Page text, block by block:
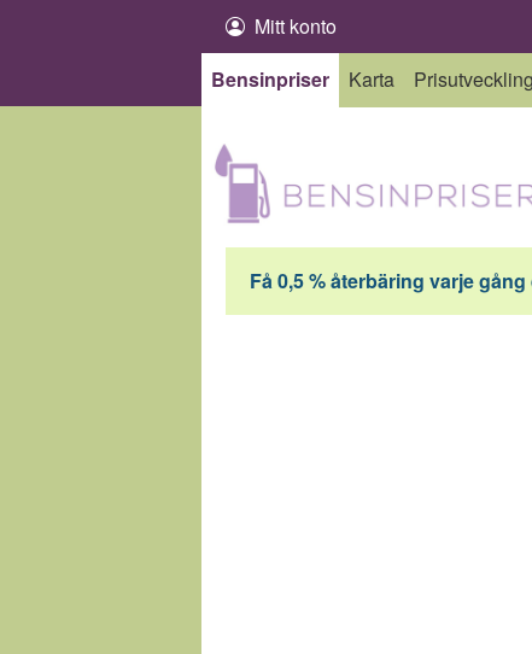
Mitt konto
Bensinpriser
Karta Prisutveckling
Få 0,5 % återbäring varje